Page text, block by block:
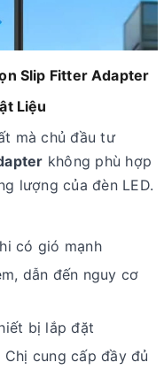
Slip Fitter Adapter
Liệu
mà chủ đầu tư
không phù hợp
lượng của đèn LED.
có gió mạnh
dẫn đến nguy cơ
bị lắp đặt
cung cấp đầy đủ